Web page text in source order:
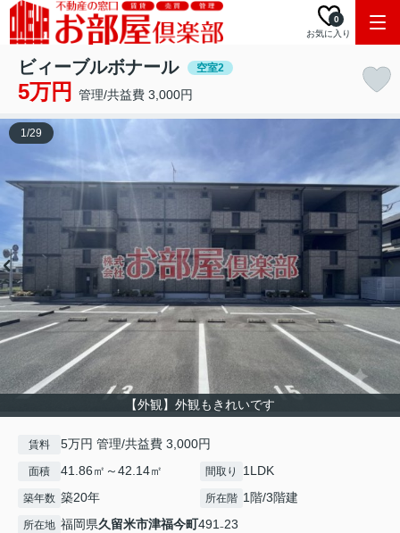
お気に入り
0
ビィーブルボナール 空室2
5万円 管理/共益費 3,000円
【外観】外観もきれいです
1/29
賃料 5万円 管理/共益費 3,000円
面積 41.86㎡～42.14㎡ 間取り 1LDK
築年数 築20年 所在階 1階/3階建
所在地 福岡県久留米市津福今町491₋23